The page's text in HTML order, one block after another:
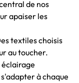
de nos
apaiser les
textiles choisis
au toucher.
éclairage
à chaque